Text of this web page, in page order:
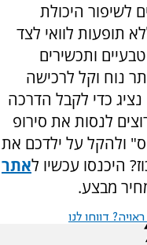
לשיפור היכולת
תופעות לוואי לצד
ותכשירים
נוח וקל לרכישה
כדי לקבל הדרכה
לנסות את סירופ
ולהקל על ילדכם את
היכנסו עכשיו לאתר
מבצע.
דווחו לנו